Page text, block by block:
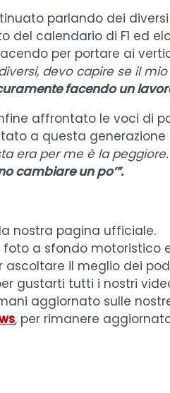
parlando dei
del calendario di F1 ed
per portare ai
devo capire se il
facendo un
affrontato le voci di
a questa
era per me è la
cambiare un po’”.
nostra pagina ufficiale.
foto a sfondo motoristico
ascoltare il meglio dei
gustarti tutti i nostri
aggiornato sulle
, per rimanere